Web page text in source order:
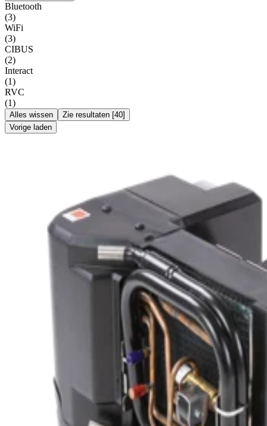
Bluetooth
(3)
WiFi
(3)
CIBUS
(2)
Interact
(1)
RVC
(1)
Alles wissen Zie resultaten [40]
Vorige laden